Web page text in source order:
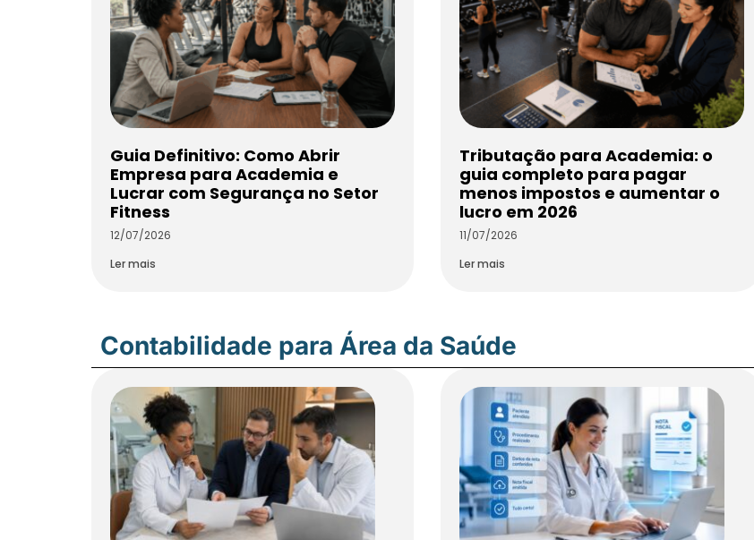
Guia Definitivo: Como Abrir
Empresa para Academia e
Lucrar com Segurança no Setor
Fitness
12/07/2026
Ler mais
Tributação para Academia: o
guia completo para pagar
menos impostos e aumentar o
lucro em 2026
11/07/2026
Ler mais
Contabilidade para Área da Saúde